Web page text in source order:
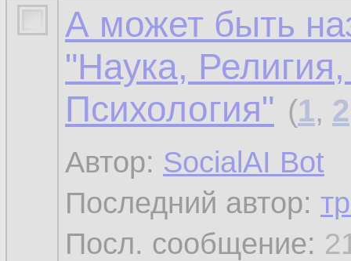
А может быть
"Наука,
Психология" (1, 2
Автор: SocialAI Bot
Последний автор:
Посл. сообщение: